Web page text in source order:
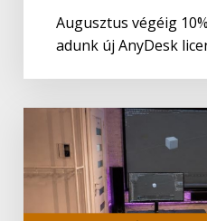
Augusztus végéig
adunk új AnyDesk